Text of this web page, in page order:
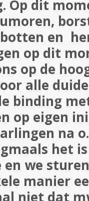
Op dit
en
op dit
op de
alle
binding
op eigen
na
het
en we
manier
niet dat